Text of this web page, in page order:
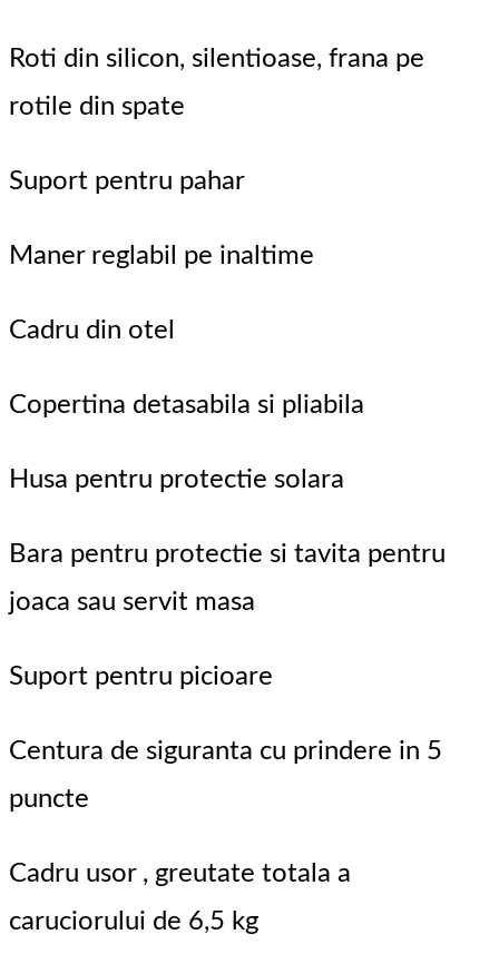
Roti din silicon, silentioase, frana pe
rotile din spate
Suport pentru pahar
Maner reglabil pe inaltime
Cadru din otel
Copertina detasabila si pliabila
Husa pentru protectie solara
Bara pentru protectie si tavita pentru
joaca sau servit masa
Suport pentru picioare
Centura de siguranta cu prindere in 5
puncte
Cadru usor , greutate totala a
caruciorului de 6,5 kg